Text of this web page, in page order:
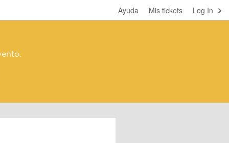
Log In
Mis tickets
Ayuda